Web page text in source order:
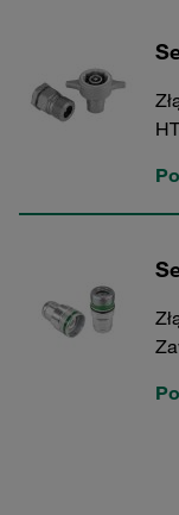
HT